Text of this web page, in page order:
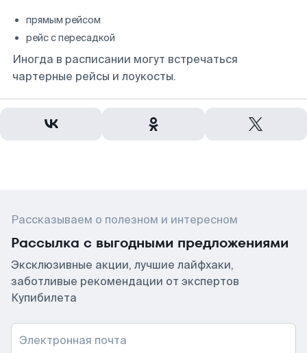
прямым рейсом
рейс с пересадкой
Иногда в расписании могут встречаться
чартерные рейсы и лоукосты.
Рассказываем о полезном и интересном
Рассылка с выгодными предложениями
Эксклюзивные акции, лучшие лайфхаки,
заботливые рекомендации от экспертов
Купибилета
Электронная почта